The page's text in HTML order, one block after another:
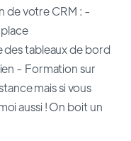
de votre CRM : -
place
des tableaux de bord
- Formation sur
mais si vous
aussi ! On boit un